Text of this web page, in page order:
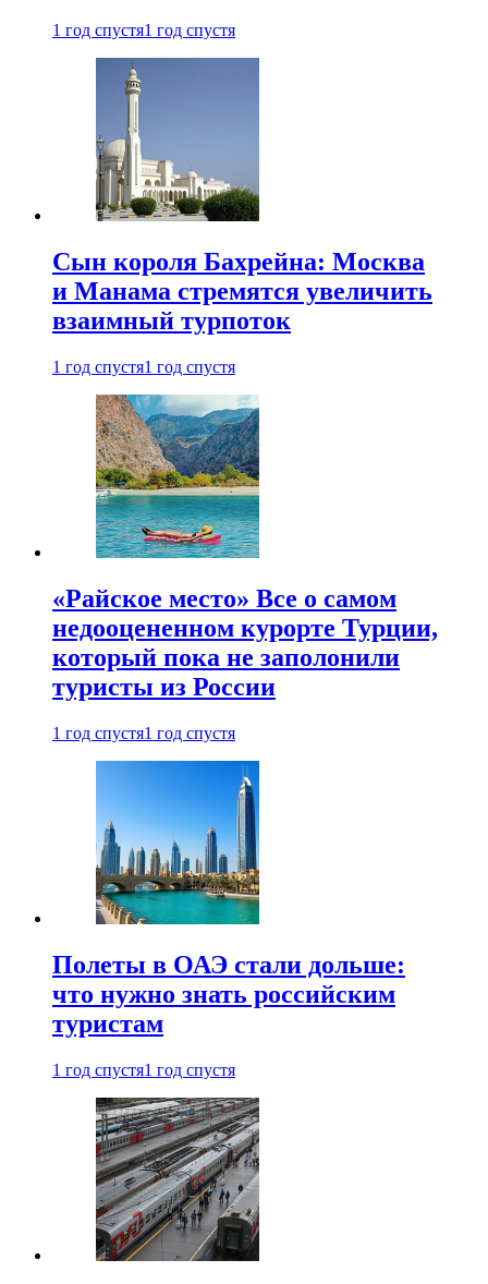
1 год спустя1 год спустя
Сын короля Бахрейна: Москва
и Манама стремятся увеличить
взаимный турпоток
1 год спустя1 год спустя
«Райское место» Все о самом
недооцененном курорте Турции,
который пока не заполонили
туристы из России
1 год спустя1 год спустя
Полеты в ОАЭ стали дольше:
что нужно знать российским
туристам
1 год спустя1 год спустя